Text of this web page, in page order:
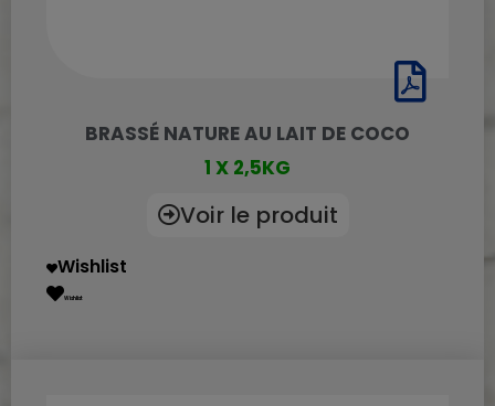
BRASSÉ NATURE AU LAIT DE COCO
1 X 2,5KG
Voir le produit
Wishlist
Wishlist